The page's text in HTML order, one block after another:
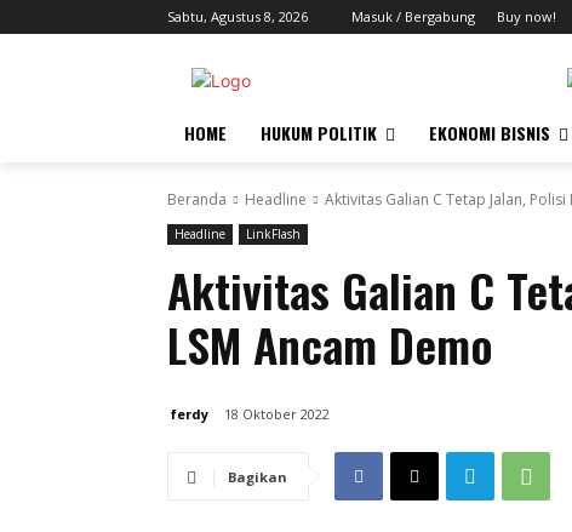
Sabtu, Agustus 8, 2026 Masuk / Bergabung Buy now!
HOME HUKUM POLITIK EKONOMI BISNIS
Beranda Headline Aktivitas Galian C Tetap Jalan,
Headline LinkFlash
Aktivitas Galian C
LSM Ancam Demo
ferdy 18 Oktober 2022
Bagikan